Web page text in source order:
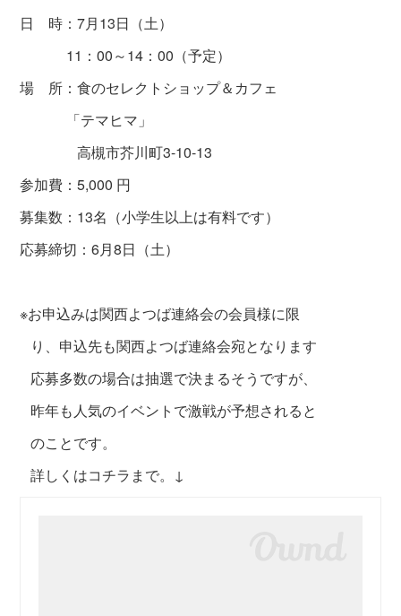
日 時：7月13日（土）
11：00～14：00（予定）
場 所：食のセレクトショップ＆カフェ
「テマヒマ」
高槻市芥川町3-10-13
参加費：5,000 円
募集数：13名（小学生以上は有料です）
応募締切：6月8日（土）
※お申込みは関西よつば連絡会の会員様に限
り、申込先も関西よつば連絡会宛となります
応募多数の場合は抽選で決まるそうですが、
昨年も人気のイベントで激戦が予想されると
のことです。
詳しくはコチラまで。↓